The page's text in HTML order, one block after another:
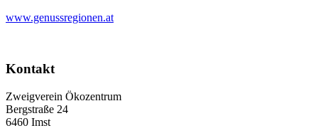
www.genussregionen.at
Kontakt
Zweigverein Ökozentrum
Bergstraße 24
6460 Imst